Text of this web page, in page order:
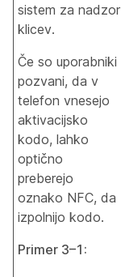
sistem za nadzor
klicev.
Če so uporabniki
pozvani, da v
telefon vnesejo
aktivacijsko
kodo, lahko
optično
preberejo
oznako NFC, da
izpolnijo kodo.
Primer 3–1: